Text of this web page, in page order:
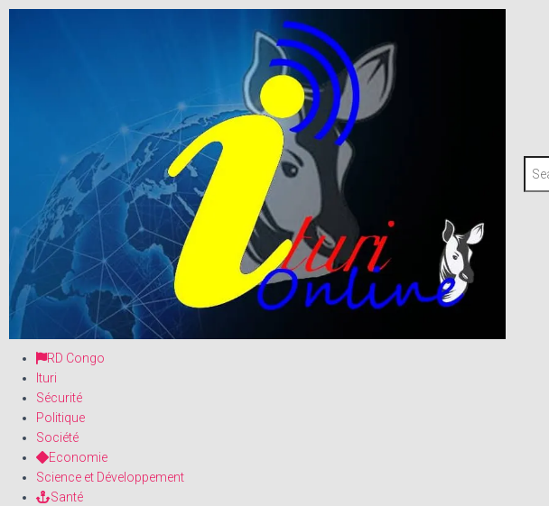
RD Congo
Ituri
Sécurité
Politique
Société
Economie
Science et Développement
Santé